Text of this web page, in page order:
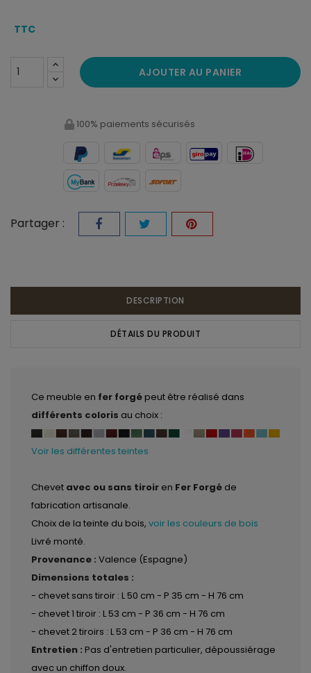
TTC
AJOUTER AU PANIER
100% paiements sécurisés
Partager :
DESCRIPTION
DÉTAILS DU PRODUIT
Ce meuble en fer forgépeut être réalisé dans
différents coloris au choix :
Voir les différentes teintes
Chevet avec ou sans tiroir en Fer Forgé de
fabrication artisanale.
Choix de la teinte du bois, voir les couleurs de bois
Livré monté.
Provenance : Valence (Espagne)
Dimensions totales :
- chevet sans tiroir : L 50 cm - P 35 cm - H 76 cm
- chevet 1 tiroir : L 53 cm - P 36 cm - H 76 cm
- chevet 2 tiroirs : L 53 cm - P 36 cm - H 76 cm
Entretien : Pas d'entretien particulier, dépoussiérage
avec un chiffon doux.